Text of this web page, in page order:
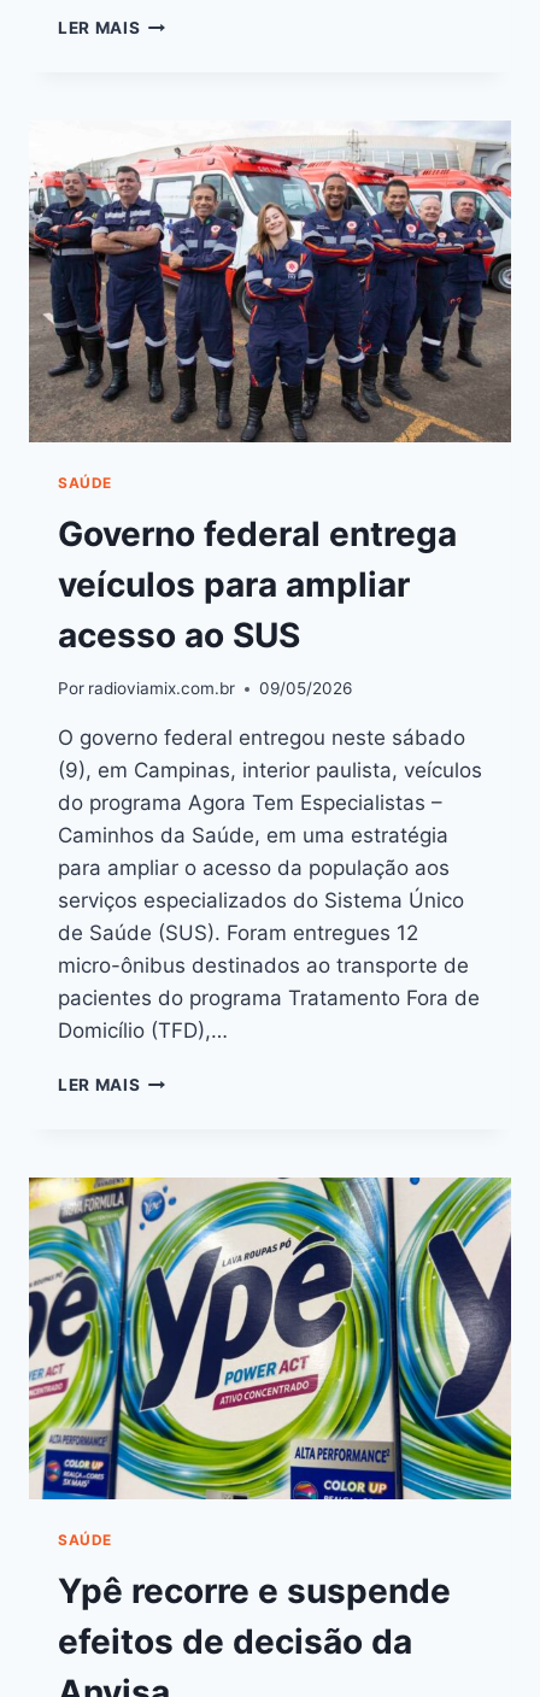
LER MAIS
SAÚDE
Governo federal entrega
veículos para ampliar
acesso ao SUS
Por radioviamix.com.br 09/05/2026
O governo federal entregou neste sábado
(9), em Campinas, interior paulista, veículos
do programa Agora Tem Especialistas –
Caminhos da Saúde, em uma estratégia
para ampliar o acesso da população aos
serviços especializados do Sistema Único
de Saúde (SUS). Foram entregues 12
micro-ônibus destinados ao transporte de
pacientes do programa Tratamento Fora de
Domicílio (TFD),…
LER MAIS
SAÚDE
Ypê recorre e suspende
efeitos de decisão da